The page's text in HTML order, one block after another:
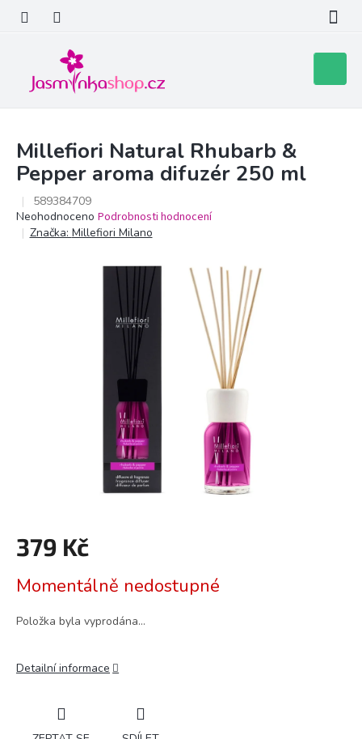
obsah
košík
Millefiori Natural Rhubarb &
Pepper aroma difuzér 250 ml
589384709
Průměrné
hodnocení
Neohodnoceno Podrobnosti hodnocení
Značka: Millefiori Milano
379 Kč
cena:
Momentálně nedostupné
Položka byla vyprodána…
Detailní informace